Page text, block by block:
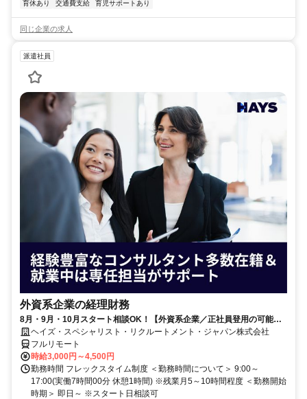
育休あり 交通費支給 育児サポートあり
同じ企業の求人
派遣社員
外資系企業の経理財務
8月・9月・10月スタート相談OK！【外資系企業／正社員登用の可能性
大／700万～800万／リモート勤務OK】経理財務
ヘイズ・スペシャリスト・リクルートメント・ジャパン株式会社
フルリモート
時給3,000円～4,500円
勤務時間 フレックスタイム制度 ＜勤務時間について＞ 9:00～
17:00(実働7時間00分 休憩1時間) ※残業月5～10時間程度 ＜勤務開始
時期＞ 即日～ ※スタート日相談可